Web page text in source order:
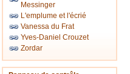
Messinger
L'emplume et l'écrié
Vanessa du Frat
Yves-Daniel Crouzet
Zordar